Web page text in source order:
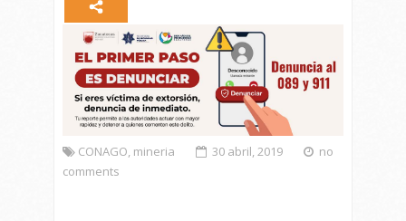
CONAGO, mineria 30 abril, 2019
no
comments